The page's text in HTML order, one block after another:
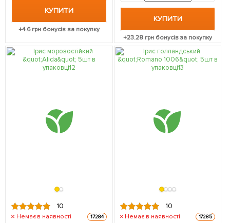
КУПИТИ
+4.6грн бонусів за покупку
КУПИТИ
+23.28грн бонусів за покупку
10
Немає в наявності 17284
10
Немає в наявності 17285